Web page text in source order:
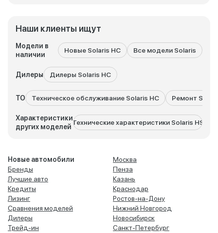
Наши клиенты ищут
Модели в
наличии
Новые Solaris HC Все модели Solaris
Дилеры Дилеры Solaris HC
ТО Техническое обслуживание Solaris HC Ремонт
Характеристики
других моделей
Технические характеристики Solaris HS
Новые автомобили
Бренды
Лучшие авто
Кредиты
Лизинг
Сравнения моделей
Дилеры
Трейд-ин
Москва
Пенза
Казань
Краснодар
Ростов-на-Дону
Нижний Новгород
Новосибирск
Санкт-Петербург